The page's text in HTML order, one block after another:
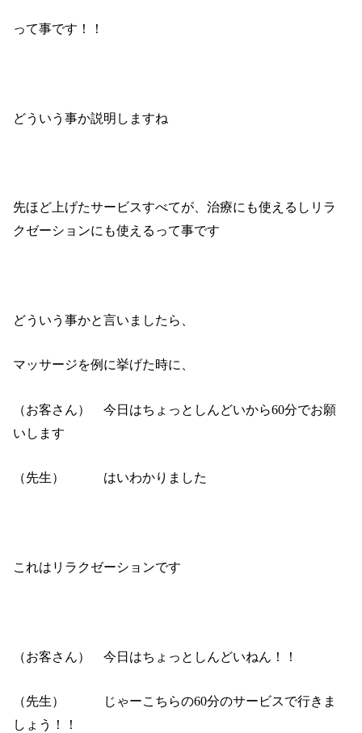
って事です！！
どういう事か説明しますね
先ほど上げたサービスすべてが、治療にも使えるしリラ
クゼーションにも使えるって事です
どういう事かと言いましたら、
マッサージを例に挙げた時に、
（お客さん） 今日はちょっとしんどいから60分でお願
いします
（先生） はいわかりました
これはリラクゼーションです
（お客さん） 今日はちょっとしんどいねん！！
（先生） じゃーこちらの60分のサービスで行きま
しょう！！